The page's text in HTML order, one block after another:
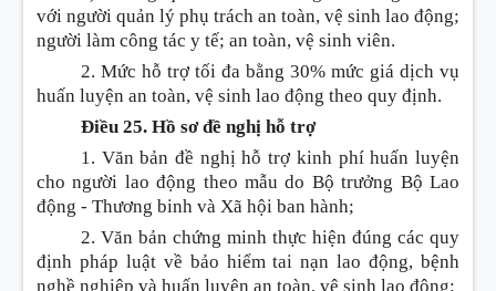
với người quản lý phụ trách an toàn, vệ sinh lao động;
người làm công tác y tế; an toàn, vệ sinh viên.
2. Mức hỗ trợ tối đa bằng 30% mức giá dịch vụ
huấn luyện an toàn, vệ sinh lao động theo quy định.
Điều 25. Hồ sơ đề nghị hỗ trợ
1. Văn bản đề nghị hỗ trợ kinh phí huấn luyện
cho người lao động theo mẫu do Bộ trưởng Bộ Lao
động - Thương binh và Xã hội ban hành;
2. Văn bản chứng minh thực hiện đúng các quy
định pháp luật về bảo hiểm tai nạn lao động, bệnh
nghề nghiệp và huấn luyện an toàn, vệ sinh lao động;